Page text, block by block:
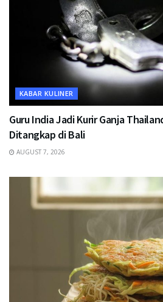
KABAR KULINER
Guru India Jadi Kurir Ganja
Ditangkap di Bali
AUGUST 7, 2026